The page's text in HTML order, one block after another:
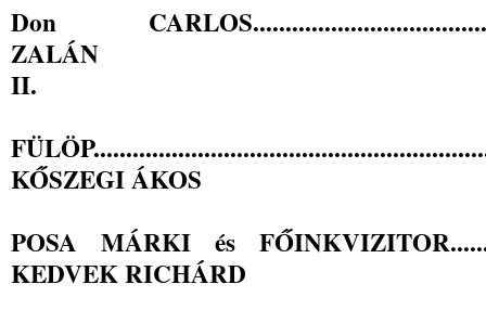
Don
ZALÁN
II.
KŐSZEGI ÁKOS
POSA MÁRKI és
KEDVEK RICHÁRD